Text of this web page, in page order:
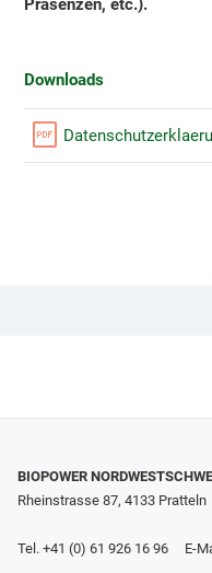
Downloads
BIOPOWER
Rheinstrasse 87, 4133 Pratteln
Tel. +41 (0) 61 926 16 96 E-